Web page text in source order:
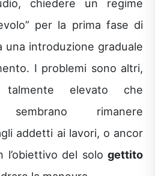
chiedere un regime
per la prima fase di
una introduzione graduale
I problemi sono altri,
elevato che
sembrano rimanere
addetti ai lavori, o ancor
l’obiettivo del solo gettito